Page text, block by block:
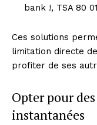
bank !, TSA 80
Ces solutions
limitation directe
profiter de ses
Opter pour
instantanées